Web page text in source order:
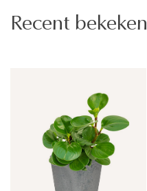
Recent bekeken